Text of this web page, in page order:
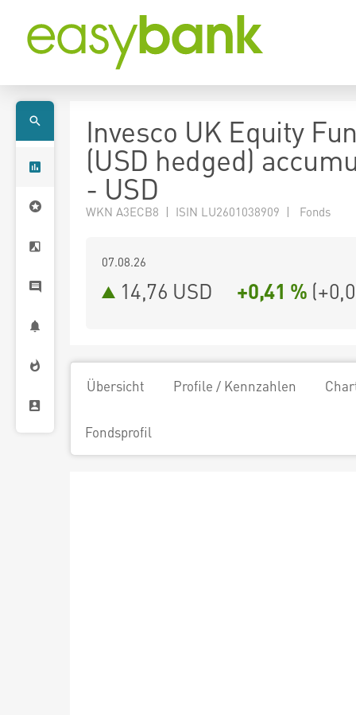
Invesco UK Equity
(USD hedged)
- USD
WKN A3ECB8 | ISIN LU2601038909 | Fonds
07.08.26
14,76 USD +0,41 % (
Übersicht Profile / Kennzahlen
Fondsprofil